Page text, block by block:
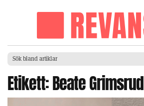
Etikett:Beate Grimsrud